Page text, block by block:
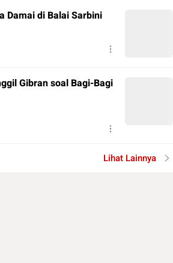
Damai di Balai Sarbini
Gibran soal Bagi-Bagi
Lihat Lainnya